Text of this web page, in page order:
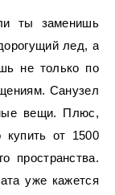
ты заменишь
лед, а
не только по
Санузел
вещи. Плюс,
купить от 1500
пространства.
уже кажется